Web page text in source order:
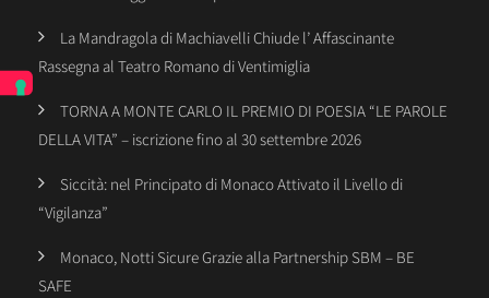
La Mandragola di Machiavelli Chiude l’ Affascinante
Rassegna al Teatro Romano di Ventimiglia
TORNA A MONTE CARLO IL PREMIO DI POESIA “LE PAROLE
DELLA VITA” – iscrizione fino al 30 settembre 2026
Siccità: nel Principato di Monaco Attivato il Livello di
“Vigilanza”
Monaco, Notti Sicure Grazie alla Partnership SBM – BE
SAFE